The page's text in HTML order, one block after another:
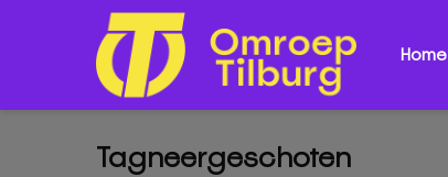
Home
Tagneergeschoten